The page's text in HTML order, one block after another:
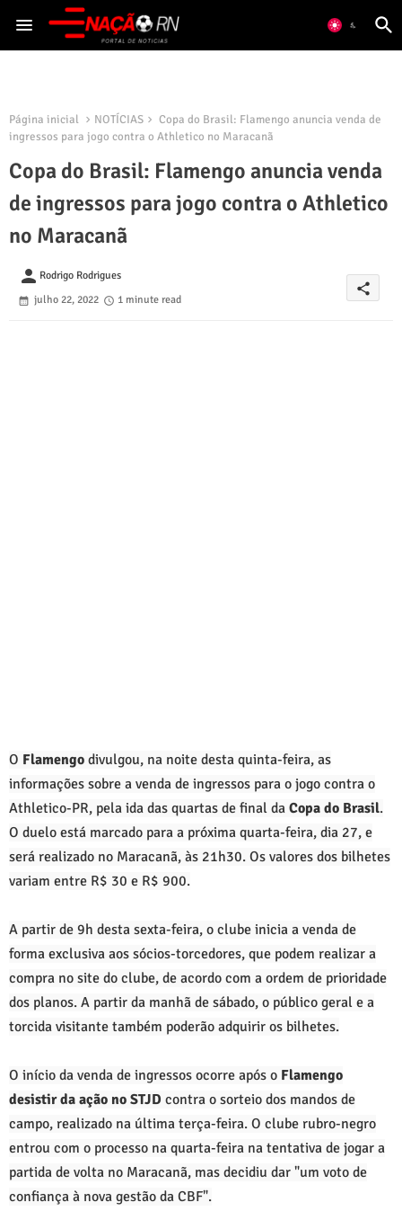
Página inicial NOTÍCIAS
Copa do Brasil: Flamengo anuncia venda de
ingressos para jogo contra o Athletico no Maracanã
Copa do Brasil: Flamengo anuncia venda
de ingressos para jogo contra o Athletico
no Maracanã
person Rodrigo Rodrigues
julho 22, 2022
1 minute read
share
O Flamengo divulgou, na noite desta quinta-feira, as
informações sobre a venda de ingressos para o jogo contra o
Athletico-PR, pela ida das quartas de final da Copa do Brasil.
O duelo está marcado para a próxima quarta-feira, dia 27, e
será realizado no Maracanã, às 21h30. Os valores dos bilhetes
variam entre R$ 30 e R$ 900.
A partir de 9h desta sexta-feira, o clube inicia a venda de
forma exclusiva aos sócios-torcedores, que podem realizar a
compra no site do clube, de acordo com a ordem de prioridade
dos planos. A partir da manhã de sábado, o público geral e a
torcida visitante também poderão adquirir os bilhetes.
O início da venda de ingressos ocorre após o Flamengo
desistir da ação no STJD contra o sorteio dos mandos de
campo, realizado na última terça-feira. O clube rubro-negro
entrou com o processo na quarta-feira na tentativa de jogar a
partida de volta no Maracanã, mas decidiu dar "um voto de
confiança à nova gestão da CBF".